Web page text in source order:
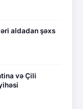
aldadan şəxs
və Çili